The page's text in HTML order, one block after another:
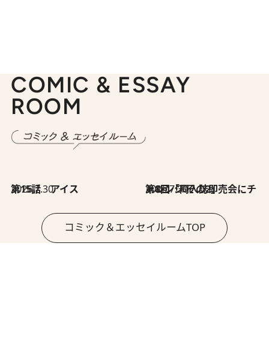
COMIC & ESSAY
ROOM
2026.7.30
第15話 アイス 2026.7.30
第8回「同人誌即売会にチャレンジ その2」
コミック＆エッセイルームTOP